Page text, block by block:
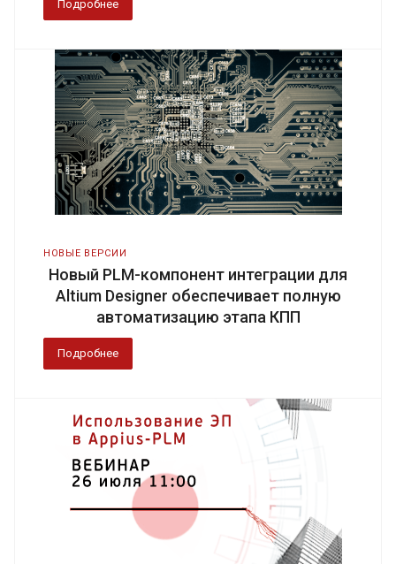
Подробнее
НОВЫЕ ВЕРСИИ
Новый PLM-компонент интеграции для
Altium Designer обеспечивает полную
автоматизацию этапа КПП
Подробнее